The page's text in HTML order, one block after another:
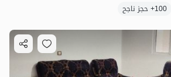
100+ حجز ناجح